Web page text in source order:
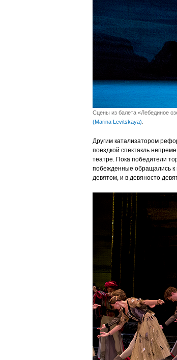
Сцены из балета «Лебединое
(Marina Levitskaya)
Другим катализатором
поездкой спектакль
театре. Пока победители
побежденные обращались к
девятом, и в девяносто